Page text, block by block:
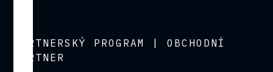
PARTNERSKÝ PROGRAM | OBCHODNÍ
PARTNER